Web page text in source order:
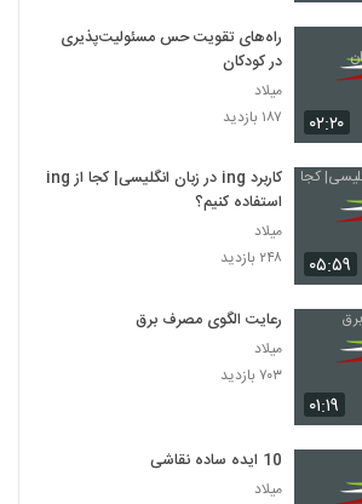
۰۲:۲۰
راه‌های تقویت حس مسئولیت‌پذیری
در کودکان
میلاد
۱۸۷ بازدید
۰۵:۵۹
کاربرد ing در زبان انگلیسی| کجا از ing
استفاده کنیم؟
میلاد
۲۴۸ بازدید
۰۱:۱۹
رعایت الگوی مصرف برق
میلاد
۷۰۳ بازدید
10 ایده ساده نقاشی
میلاد